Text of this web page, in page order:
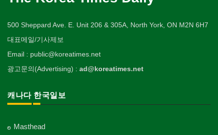
500 Sheppard Ave. E. Unit 206 & 305A, North York, ON M2N 6H7
대표메일/기사제보
Email : public@koreatimes.net
광고문의(Advertising) : ad@koreatimes.net
캐나다 한국일보
Masthead